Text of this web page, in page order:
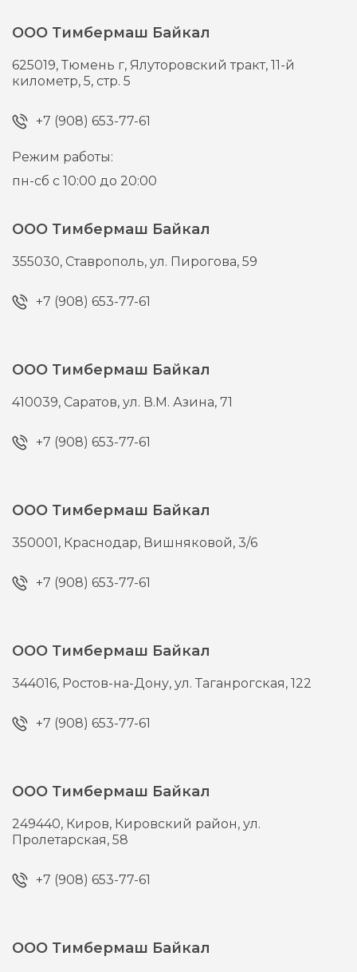
ООО Тимбермаш Байкал
625019,Тюмень г, Ялуторовский тракт, 11-й
километр, 5, стр. 5
+7 (908) 653-77-61
Режим работы:
пн-сб с 10:00 до 20:00
ООО Тимбермаш Байкал
355030, Ставрополь,ул. Пирогова, 59
+7 (908) 653-77-61
ООО Тимбермаш Байкал
410039, Саратов,ул. В.М. Азина, 71
+7 (908) 653-77-61
ООО Тимбермаш Байкал
350001, Краснодар, Вишняковой, 3/6
+7 (908) 653-77-61
ООО Тимбермаш Байкал
344016, Ростов-на-Дону,ул. Таганрогская, 122
+7 (908) 653-77-61
ООО Тимбермаш Байкал
249440, Киров, Кировский район, ул.
Пролетарская, 58
+7 (908) 653-77-61
ООО Тимбермаш Байкал